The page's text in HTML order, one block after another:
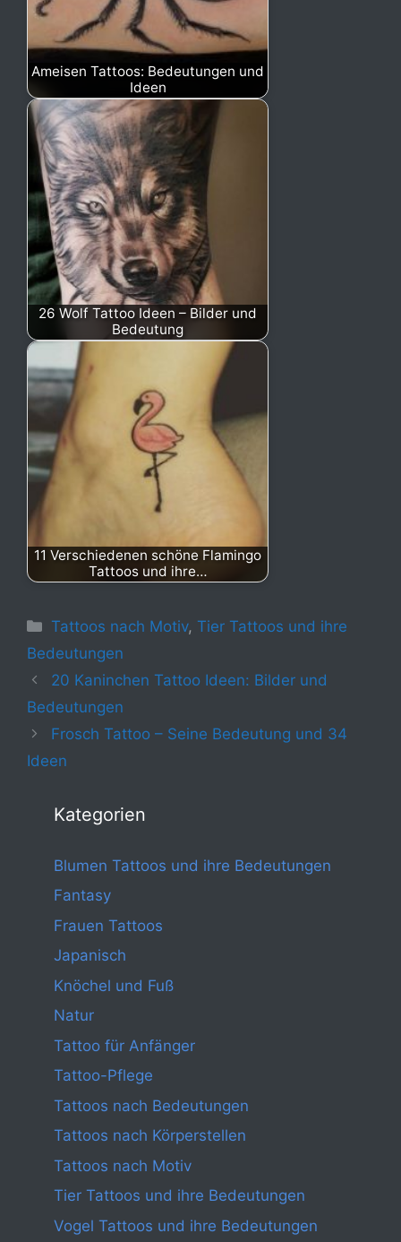
Ameisen Tattoos: Bedeutungen und
Ideen
26 Wolf Tattoo Ideen – Bilder und
Bedeutung
11 Verschiedenen schöne Flamingo
Tattoos und ihre…
Kategorien
Tattoos nach Motiv, Tier Tattoos und ihre
Bedeutungen
20 Kaninchen Tattoo Ideen: Bilder und
Bedeutungen
Frosch Tattoo – Seine Bedeutung und 34
Ideen
Kategorien
Blumen Tattoos und ihre Bedeutungen
Fantasy
Frauen Tattoos
Japanisch
Knöchel und Fuß
Natur
Tattoo für Anfänger
Tattoo-Pflege
Tattoos nach Bedeutungen
Tattoos nach Körperstellen
Tattoos nach Motiv
Tier Tattoos und ihre Bedeutungen
Vogel Tattoos und ihre Bedeutungen